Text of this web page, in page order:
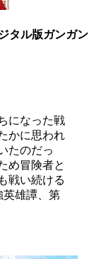
タル版ガンガン
になった戦
かに思われ
たのだっ
め冒険者と
戦い続ける
雄譚、第